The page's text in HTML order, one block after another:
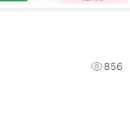
856